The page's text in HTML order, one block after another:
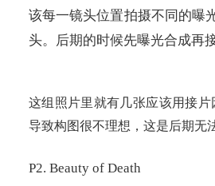
该每一镜头位置拍摄不同的曝
头。后期的时候先曝光合成再接
这组照片里就有几张应该用接片
导致构图很不理想，这是后期无
P2. Beauty of Death